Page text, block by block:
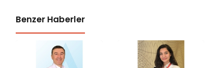
Benzer Haberler